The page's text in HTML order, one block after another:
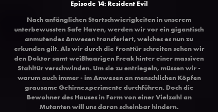
Episode 14: Resident Evil
Nach anfänglichen Startschwierigkeiten in unserem
unterbewussten Safe Haven, werden wir vor ein gigantisch
anmutendes Anwesen transferiert, welches es nun zu
erkunden gilt. Als wir durch die Fronttür schreiten sehen wir
den Doktor samt weißhaarigen Freak hinter einer massiven
Stahltür verschwinden. Um sie zu entriegeln, müssen wir -
warum auch immer - im Anwesen an menschlichen Köpfen
grausame Gehirnexperimente durchführen. Doch die
Bewohner des Hauses in Form von einer Vielzahl an
Mutanten will uns daran scheinbar hindern.